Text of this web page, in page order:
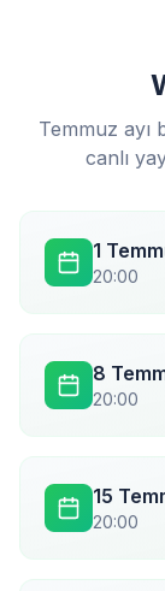
Temmuz ayı
canlı
1
20:00
8
20:00
15
20:00